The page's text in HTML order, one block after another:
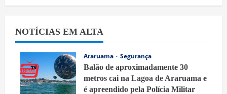
NOTÍCIAS EM ALTA
Araruama
Segurança
Balão de aproximadamente 30
metros cai na Lagoa de Araruama e
é apreendido pela Polícia Militar